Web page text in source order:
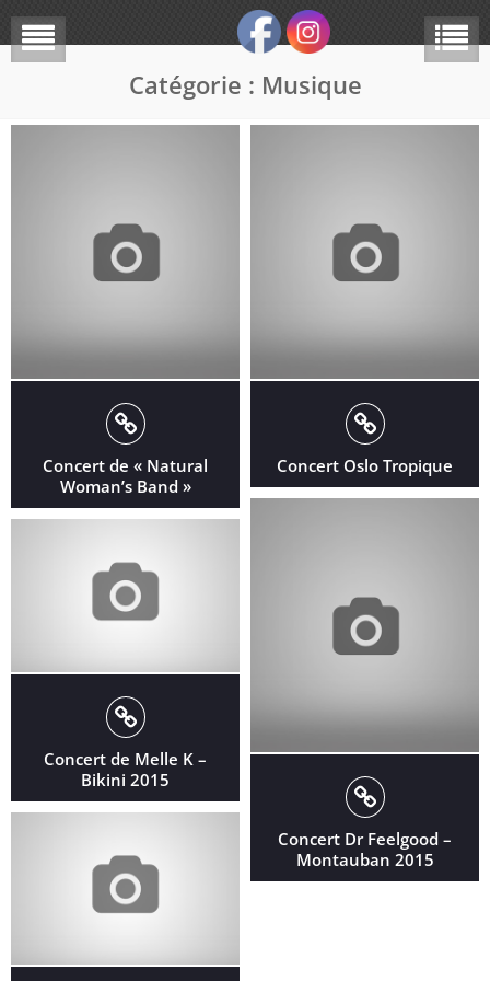
Catégorie : Musique
Concert de « Natural
Woman’s Band »
Concert Oslo Tropique
Concert Dr Feelgood –
Montauban 2015
Concert de Melle K –
Bikini 2015